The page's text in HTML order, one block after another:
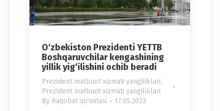
O‘zbekiston Prezidenti YETTB
Boshqaruvchilar kengashining
yillik yig‘ilishini ochib beradi
Prezident matbuot xizmati yangiliklari,
Prezident matbuot xizmati yangiliklari
By Raqobat qo'mitasi 17.05.2023